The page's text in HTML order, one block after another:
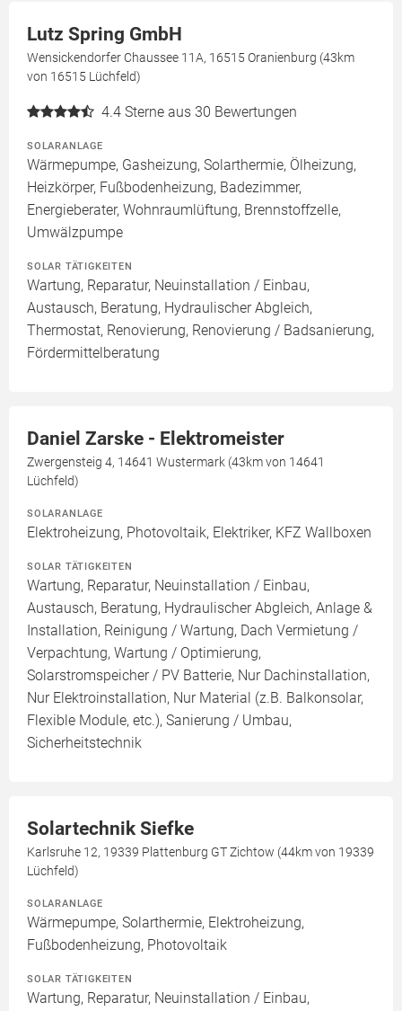
Lutz Spring GmbH
Wensickendorfer Chaussee 11A, 16515 Oranienburg (43km
von 16515 Lüchfeld)
4.4 Sterne aus 30 Bewertungen
SOLARANLAGE
Wärmepumpe, Gasheizung, Solarthermie, Ölheizung,
Heizkörper, Fußbodenheizung, Badezimmer,
Energieberater, Wohnraumlüftung, Brennstoffzelle,
Umwälzpumpe
SOLAR TÄTIGKEITEN
Wartung, Reparatur, Neuinstallation / Einbau,
Austausch, Beratung, Hydraulischer Abgleich,
Thermostat, Renovierung, Renovierung / Badsanierung,
Fördermittelberatung
Daniel Zarske - Elektromeister
Zwergensteig 4, 14641 Wustermark (43km von 14641
Lüchfeld)
SOLARANLAGE
Elektroheizung, Photovoltaik, Elektriker, KFZ Wallboxen
SOLAR TÄTIGKEITEN
Wartung, Reparatur, Neuinstallation / Einbau,
Austausch, Beratung, Hydraulischer Abgleich, Anlage &
Installation, Reinigung / Wartung, Dach Vermietung /
Verpachtung, Wartung / Optimierung,
Solarstromspeicher / PV Batterie, Nur Dachinstallation,
Nur Elektroinstallation, Nur Material (z.B. Balkonsolar,
Flexible Module, etc.), Sanierung / Umbau,
Sicherheitstechnik
Solartechnik Siefke
Karlsruhe 12, 19339 Plattenburg GT Zichtow (44km von 19339
Lüchfeld)
SOLARANLAGE
Wärmepumpe, Solarthermie, Elektroheizung,
Fußbodenheizung, Photovoltaik
SOLAR TÄTIGKEITEN
Wartung, Reparatur, Neuinstallation / Einbau,